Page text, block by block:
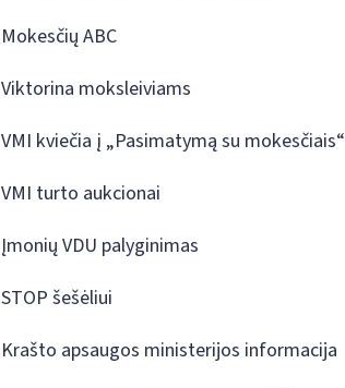
Mokesčių ABC
Viktorina moksleiviams
VMI kviečia į „Pasimatymą su mokesčiais“
VMI turto aukcionai
Įmonių VDU palyginimas
STOP šešėliui
Krašto apsaugos ministerijos informacija